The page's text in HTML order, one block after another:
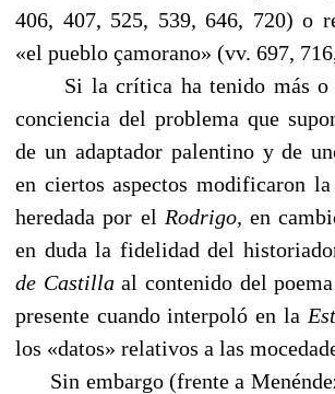
406, 407, 525, 539, 646, 720) o
«el pueblo çamorano» (vv. 697,
Si la crítica ha tenido más o
conciencia del problema que
de un adaptador palentino y de
en ciertos aspectos modificaron
heredada por el Rodrigo, en
en duda la fidelidad del
de Castillaal contenido del
presente cuando interpoló en la
los «datos» relativos a las
Sin embargo (frente a